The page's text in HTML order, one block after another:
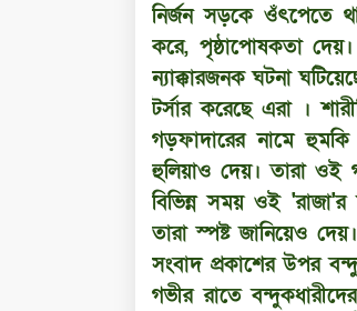
নির্জন সড়কে ওঁৎপেতে
করে, পৃষ্ঠাপোষকতা
ন্যাক্কারজনক ঘটনা
টর্সার করেছে এরা ।
গড়ফাদারের নামে
হুলিয়াও দেয়। তারা ওই
বিভিন্ন সময় ওই 'রাজা'র
তারা স্পষ্ট জানিয়েও
সংবাদ প্রকাশের উপর
গভীর রাতে